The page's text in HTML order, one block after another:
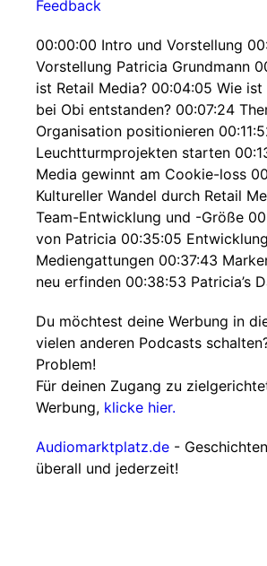
Feedback
00:00:00 Intro und Vorstellung
Vorstellung Patricia Grundmann
ist Retail Media? 00:04:05 Wie ist
bei Obi entstanden? 00:07:24
Organisation positionieren
Leuchtturmprojekten starten
Media gewinnt am Cookie-loss
Kultureller Wandel durch Retail
Team-Entwicklung und -Größe
von Patricia 00:35:05
Mediengattungen 00:37:43
neu erfinden 00:38:53 Patricia’s
Du möchtest deine Werbung in
vielen anderen Podcasts
Problem!
Für deinen Zugang zu
Werbung, klicke hier.
Audiomarktplatz.de -
überall und jederzeit!